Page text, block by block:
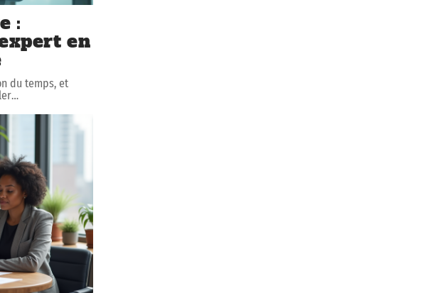
:
en
du temps, et
…